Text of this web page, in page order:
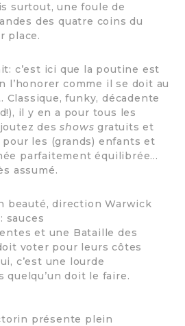
surtout, une foule de
des quatre coins du
place.
c’est ici que la poutine est
l’honorer comme il se doit au
. Classique, funky, décadente
il y en a pour tous les
desshows gratuits et
les (grands) enfants et
parfaitement équilibrée…
assumé.
beauté, direction Warwick
: sauces
et une Bataille des
voter pour leurs côtes
c’est une lourde
quelqu’un doit le faire.